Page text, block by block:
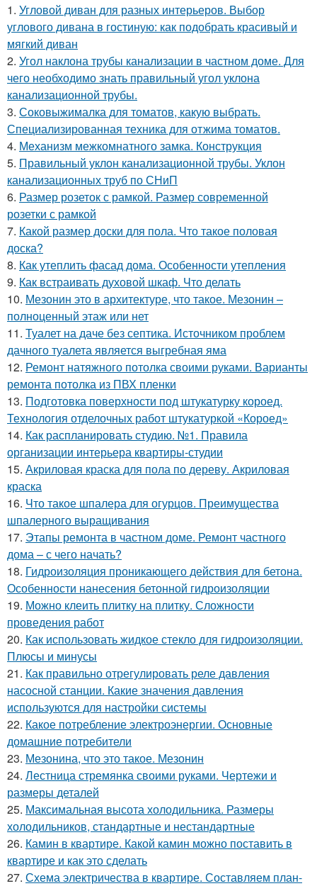
1. Угловой диван для разных интерьеров. Выбор
углового дивана в гостиную: как подобрать красивый и
мягкий диван
2. Угол наклона трубы канализации в частном доме. Для
чего необходимо знать правильный угол уклона
канализационной трубы.
3. Соковыжималка для томатов, какую выбрать.
Специализированная техника для отжима томатов.
4. Механизм межкомнатного замка. Конструкция
5. Правильный уклон канализационной трубы. Уклон
канализационных труб по СНиП
6. Размер розеток с рамкой. Размер современной
розетки с рамкой
7. Какой размер доски для пола. Что такое половая
доска?
8. Как утеплить фасад дома. Особенности утепления
9. Как встраивать духовой шкаф. Что делать
10. Мезонин это в архитектуре, что такое. Мезонин –
полноценный этаж или нет
11. Туалет на даче без септика. Источником проблем
дачного туалета является выгребная яма
12. Ремонт натяжного потолка своими руками. Варианты
ремонта потолка из ПВХ пленки
13. Подготовка поверхности под штукатурку короед.
Технология отделочных работ штукатуркой «Короед»
14. Как распланировать студию. №1. Правила
организации интерьера квартиры-студии
15. Акриловая краска для пола по дереву. Акриловая
краска
16. Что такое шпалера для огурцов. Преимущества
шпалерного выращивания
17. Этапы ремонта в частном доме. Ремонт частного
дома – с чего начать?
18. Гидроизоляция проникающего действия для бетона.
Особенности нанесения бетонной гидроизоляции
19. Можно клеить плитку на плитку. Сложности
проведения работ
20. Как использовать жидкое стекло для гидроизоляции.
Плюсы и минусы
21. Как правильно отрегулировать реле давления
насосной станции. Какие значения давления
используются для настройки системы
22. Какое потребление электроэнергии. Основные
домашние потребители
23. Мезонина, что это такое. Мезонин
24. Лестница стремянка своими руками. Чертежи и
размеры деталей
25. Максимальная высота холодильника. Размеры
холодильников, стандартные и нестандартные
26. Камин в квартире. Какой камин можно поставить в
квартире и как это сделать
27. Схема электричества в квартире. Составляем план-